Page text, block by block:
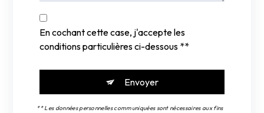
En cochant cette case, j'accepte les
conditions particulières ci-dessous **
Envoyer
** Les données personnelles communiquées sont nécessaires aux fins